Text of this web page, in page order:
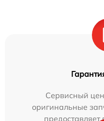
Сервисный
оригинальные
предоставляет